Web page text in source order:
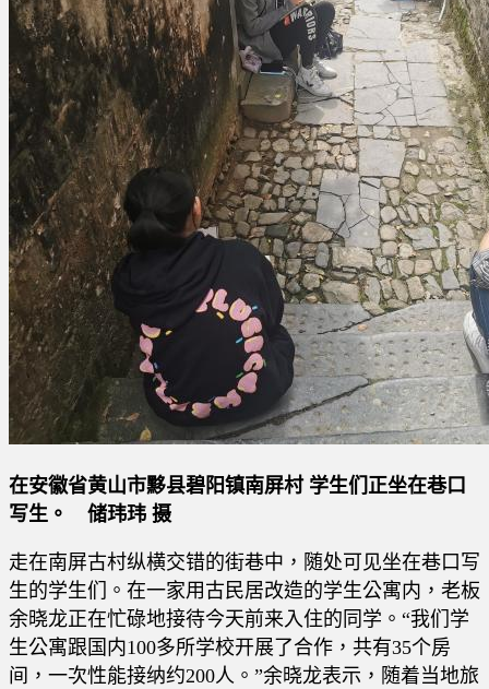
在安徽省黄山市黟县碧阳镇南屏村 学生们正坐在巷口
写生。 储玮玮 摄
走在南屏古村纵横交错的街巷中，随处可见坐在巷口写
生的学生们。在一家用古民居改造的学生公寓内，老板
余晓龙正在忙碌地接待今天前来入住的同学。“我们学
生公寓跟国内100多所学校开展了合作，共有35个房
间，一次性能接纳约200人。”余晓龙表示，随着当地旅